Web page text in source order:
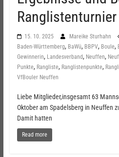
Ranglistenturnier
15. 10. 2025 Mareike Sturhahn
Baden-Württemberg, BaWü, BBPV, Boule,
Gewinnerin, Landesverband, Neuffen,
Punkte, Rangliste, Ranglistenpunkte,
VfBouler Neuffen
Liebe Mitglieder,insgesamt 63
Oktober am Spadelsberg in Neuffen
Damit hatten
Read more